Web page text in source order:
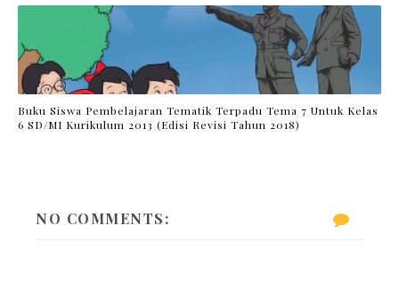
Buku Siswa Pembelajaran Tematik Terpadu Tema 7 Untuk Kelas
6 SD/MI Kurikulum 2013 (Edisi Revisi Tahun 2018)
NO COMMENTS: